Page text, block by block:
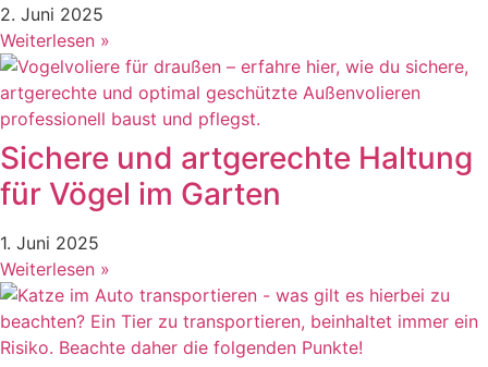
2. Juni 2025
Weiterlesen »
Sichere und artgerechte Haltung
für Vögel im Garten
1. Juni 2025
Weiterlesen »